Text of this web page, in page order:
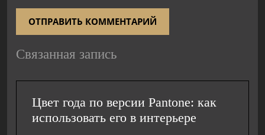
Связанная запись
Цвет года по версии Pantone: как
использовать его в интерьере